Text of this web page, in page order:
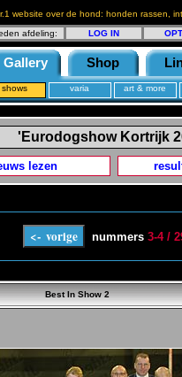
website over de hond: honden rassen,
afdeling:
LOG IN
Gallery Shop
shows varia art & more
'Eurodogshow Kortrijk
lezen
nummers 3-4 /
Best In Show 2